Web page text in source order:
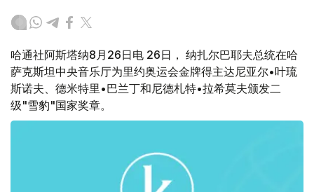
哈通社阿斯塔纳8月26日电 26日， 纳扎尔巴耶夫总统在哈
萨克斯坦中央音乐厅为里约奥运会金牌得主达尼亚尔•叶琉
斯诺夫、德米特里•巴兰丁和尼德札特•拉希莫夫颁发二
级"雪豹"国家奖章。